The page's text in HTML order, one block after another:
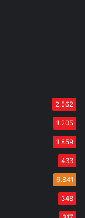
2.562
1.205
1.859
433
6.841
348